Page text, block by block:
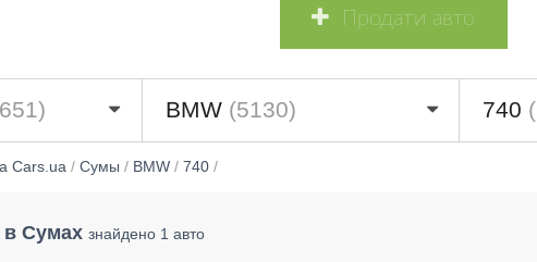
Продати авто
BMW (5130) 740
Cars.ua/ Сумы / BMW/ 740/
в Сумах знайдено 1 авто